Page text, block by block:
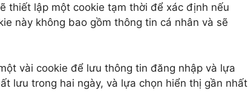
thiết lập một cookie tạm thời để xác định nếu
này không bao gồm thông tin cá nhân và sẽ
vài cookie để lưu thông tin đăng nhập và lựa
lưu trong hai ngày, và lựa chọn hiển thị gần nhất